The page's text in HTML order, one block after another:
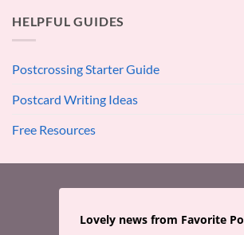
HELPFUL GUIDES
Postcrossing Starter Guide
Postcard Writing Ideas
Free Resources
Lovely news from Favorite